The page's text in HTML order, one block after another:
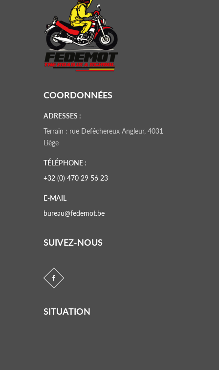
COORDONNÉES
ADRESSES :
Terrain : rue Defêchereux Angleur, 4031
Liège
TÉLÉPHONE :
+32 (0) 470 29 56 23
E-MAIL
bureau@fedemot.be
SUIVEZ-NOUS
SITUATION